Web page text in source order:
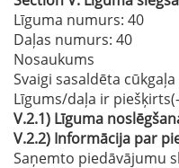
Līguma numurs: 40
Daļas numurs: 40
Nosaukums
Svaigi sasaldēta
Līgums/daļa ir
V.2.1) Līguma
V.2.2) Informācija par
Saņemto piedāvājumu